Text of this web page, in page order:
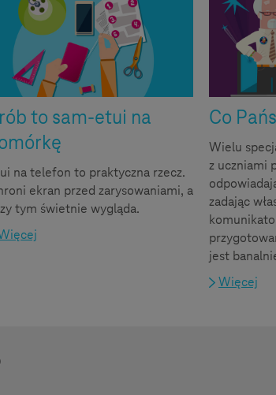
to sam-etui na
na telefon to praktyczna rzecz.
ekran przed zarysowaniami, a
tym świetnie wygląda.
Co
Wielu
z uczniami
zadając
jest
Więcej